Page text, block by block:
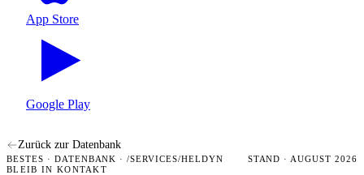
App Store
Google Play
Zurück zur Datenbank
BESTES · DATENBANK · /SERVICES/HELDYN
STAND · AUGUST 2026
BLEIB IN KONTAKT